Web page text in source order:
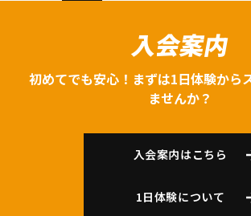
入会案内
初めてでも安心！まずは1日体験から
ませんか？
入会案内はこちら
1日体験について